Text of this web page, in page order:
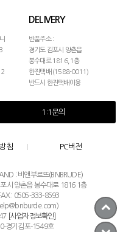
DELIVERY
반품주소 :
경기도 김포시 양촌읍
봉수대로 1816, 1층
한진택배 (1588-0011)
반드시 한진택배이용
1:1문의
침 PC버전
: 비앤부르뜨(BNBRUDE)
시 양촌읍 봉수대로 1816 1층
: 0505-333-8593
[사업자정보확인]
경기김포-1549호